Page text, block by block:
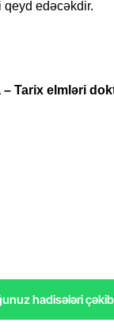
edəcəkdir.
– Tarix elmləri
hadisələri